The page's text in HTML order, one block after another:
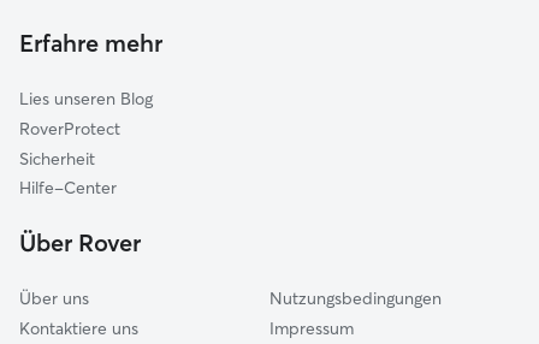
Münchhausen
Weimar
Dautphetal
Gassi-Service in Rauschenberg
Erfahre mehr
Lies unseren Blog
RoverProtect
Sicherheit
Hilfe-Center
Über Rover
Über uns
Kontaktiere uns
Nutzungsbedingungen
Impressum